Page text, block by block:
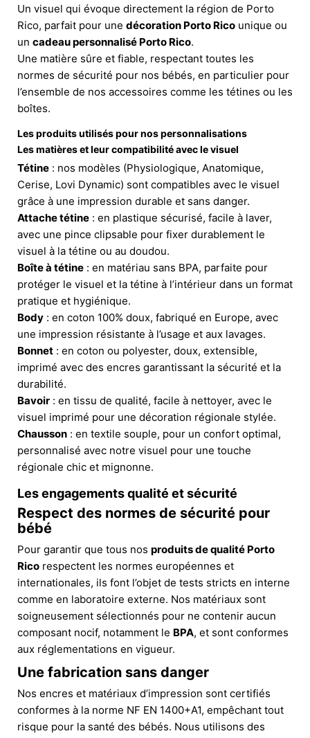
Un visuel qui évoque directement la région de Porto
Rico, parfait pour une décoration Porto Rico unique ou
un cadeau personnalisé Porto Rico.
Une matière sûre et fiable, respectant toutes les
normes de sécurité pour nos bébés, en particulier pour
l’ensemble de nos accessoires comme les tétines ou les
boîtes.
Les produits utilisés pour nos personnalisations
Les matières et leur compatibilité avec le visuel
Tétine : nos modèles (Physiologique, Anatomique,
Cerise, Lovi Dynamic) sont compatibles avec le visuel
grâce à une impression durable et sans danger.
Attache tétine : en plastique sécurisé, facile à laver,
avec une pince clipsable pour fixer durablement le
visuel à la tétine ou au doudou.
Boîte à tétine : en matériau sans BPA, parfaite pour
protéger le visuel et la tétine à l’intérieur dans un format
pratique et hygiénique.
Body : en coton 100% doux, fabriqué en Europe, avec
une impression résistante à l’usage et aux lavages.
Bonnet : en coton ou polyester, doux, extensible,
imprimé avec des encres garantissant la sécurité et la
durabilité.
Bavoir : en tissu de qualité, facile à nettoyer, avec le
visuel imprimé pour une décoration régionale stylée.
Chausson : en textile souple, pour un confort optimal,
personnalisé avec notre visuel pour une touche
régionale chic et mignonne.
Les engagements qualité et sécurité
Respect des normes de sécurité pour
bébé
Pour garantir que tous nos produits de qualité Porto
Rico respectent les normes européennes et
internationales, ils font l’objet de tests stricts en interne
comme en laboratoire externe. Nos matériaux sont
soigneusement sélectionnés pour ne contenir aucun
composant nocif, notamment le BPA, et sont conformes
aux réglementations en vigueur.
Une fabrication sans danger
Nos encres et matériaux d’impression sont certifiés
conformes à la norme NF EN 1400+A1, empêchant tout
risque pour la santé des bébés. Nous utilisons des